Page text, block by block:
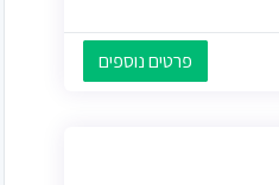
פרטים נוספים